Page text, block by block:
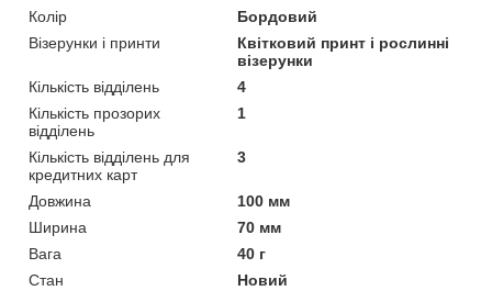
Колір
Бордовий
Візерунки і принти
Квітковий принт і рослинні
візерунки
Кількість відділень
4
Кількість прозорих
відділень
1
Кількість відділень для
кредитних карт
3
Довжина
100 мм
Ширина
70 мм
Вага
40 г
Стан
Новий